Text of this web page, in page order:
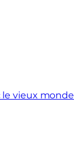
le vieux monde